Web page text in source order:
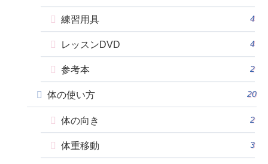
練習用具 4
レッスンDVD 4
参考本 2
体の使い方 20
体の向き 2
体重移動 3